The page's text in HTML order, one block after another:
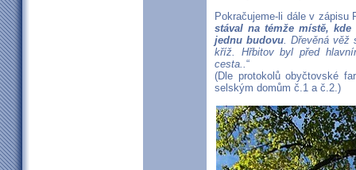
Pokračujeme-li dále v zápisu
stával na témže místě,
jednu budovu. Dřevěná věž
kříž. Hřbitov byl před
cesta..“
(Dle protokolů obyčtovské
selským domům č.1 a č.2.)